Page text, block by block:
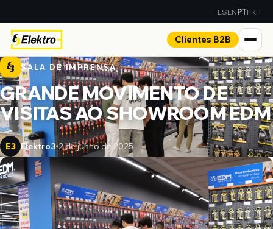
ESENPTFRIT
Clientes B2B
SALA DE IMPRENSA
GRANDE MOVIMENTO DE
VISITAS AO SHOWROOM EDM
E3 Elektro3 2 de junho de 2025